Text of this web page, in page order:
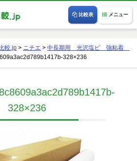
メニュー
比較表
較.jp > ニチエ > 中長期用 光沢塩ビ 強粘着
328×236
328×236